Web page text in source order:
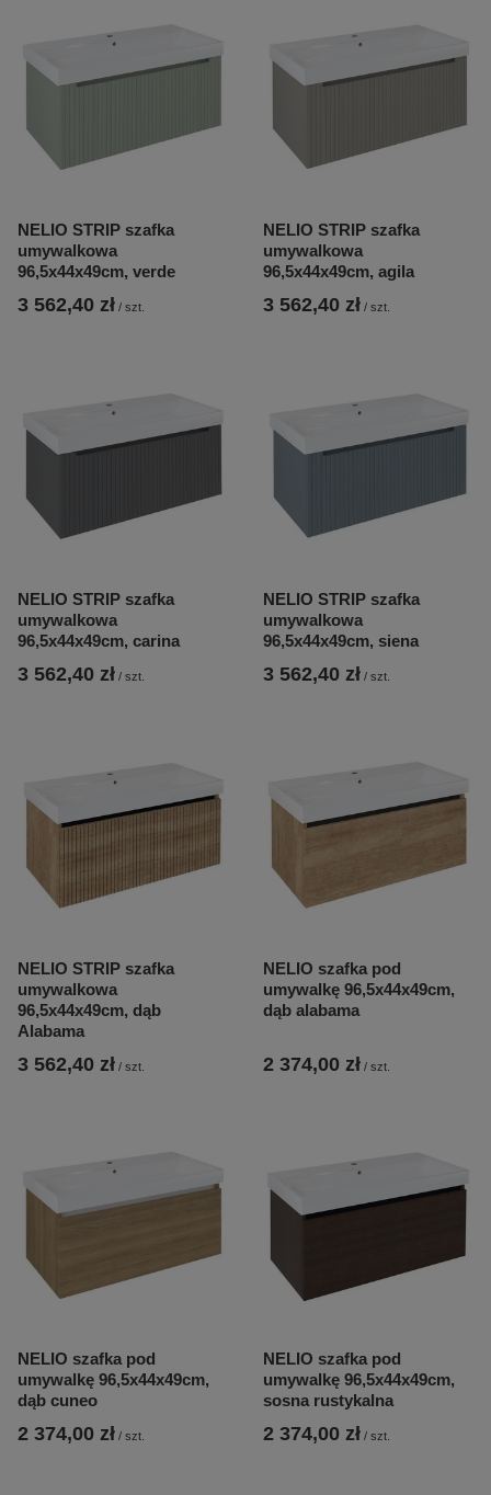
NELIO STRIP szafka
umywalkowa
96,5x44x49cm, verde
3 562,40 zł / szt.
NELIO STRIP szafka
umywalkowa
96,5x44x49cm, agila
3 562,40 zł / szt.
NELIO STRIP szafka
umywalkowa
96,5x44x49cm, carina
3 562,40 zł / szt.
NELIO STRIP szafka
umywalkowa
96,5x44x49cm, siena
3 562,40 zł / szt.
NELIO STRIP szafka
umywalkowa
96,5x44x49cm, dąb
Alabama
3 562,40 zł / szt.
NELIO szafka pod
umywalkę 96,5x44x49cm,
dąb alabama
2 374,00 zł / szt.
NELIO szafka pod
umywalkę 96,5x44x49cm,
dąb cuneo
2 374,00 zł / szt.
NELIO szafka pod
umywalkę 96,5x44x49cm,
sosna rustykalna
2 374,00 zł / szt.